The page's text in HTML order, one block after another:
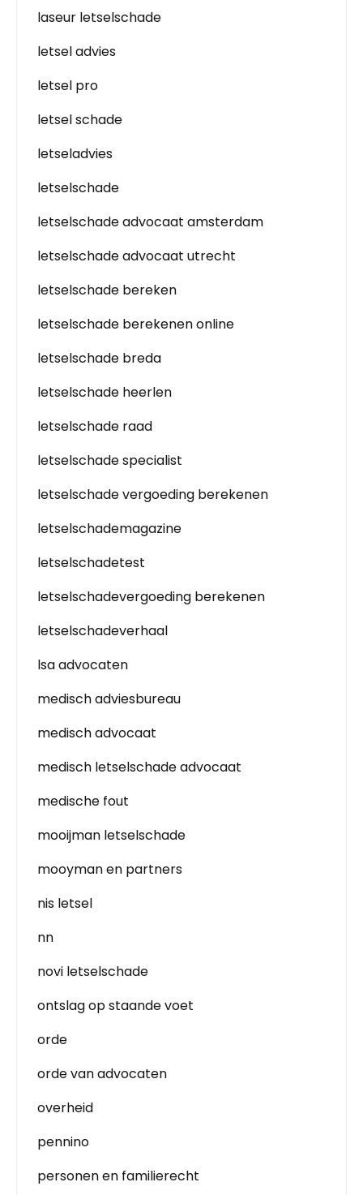
laseur letselschade
letsel advies
letsel pro
letsel schade
letseladvies
letselschade
letselschade advocaat amsterdam
letselschade advocaat utrecht
letselschade bereken
letselschade berekenen online
letselschade breda
letselschade heerlen
letselschade raad
letselschade specialist
letselschade vergoeding berekenen
letselschademagazine
letselschadetest
letselschadevergoeding berekenen
letselschadeverhaal
lsa advocaten
medisch adviesbureau
medisch advocaat
medisch letselschade advocaat
medische fout
mooijman letselschade
mooyman en partners
nis letsel
nn
novi letselschade
ontslag op staande voet
orde
orde van advocaten
overheid
pennino
personen en familierecht